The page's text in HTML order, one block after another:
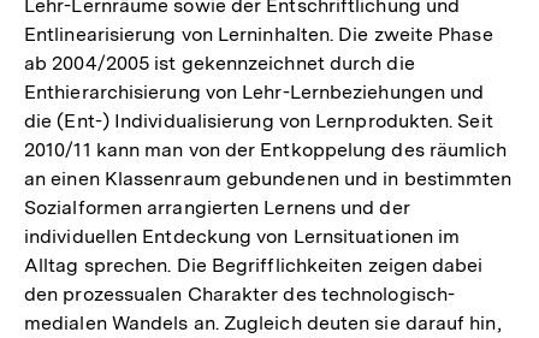
Lehr-Lernräume sowie der Entschriftlichung und
Entlinearisierung von Lerninhalten. Die zweite Phase
ab 2004/2005 ist gekennzeichnet durch die
Enthierarchisierung von Lehr-Lernbeziehungen und
die (Ent-) Individualisierung von Lernprodukten. Seit
2010/11 kann man von der Entkoppelung des räumlich
an einen Klassenraum gebundenen und in bestimmten
Sozialformen arrangierten Lernens und der
individuellen Entdeckung von Lernsituationen im
Alltag sprechen. Die Begrifflichkeiten zeigen dabei
den prozessualen Charakter des technologisch-
medialen Wandels an. Zugleich deuten sie darauf hin,